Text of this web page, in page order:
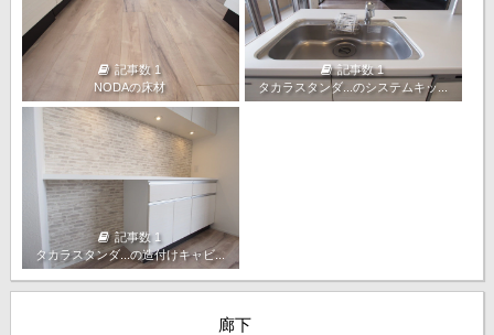
記事数 1
NODAの床材
記事数 1
タカラスタンダ...のシステムキッ...
記事数 1
タカラスタンダ...の造付けキャビ...
廊下